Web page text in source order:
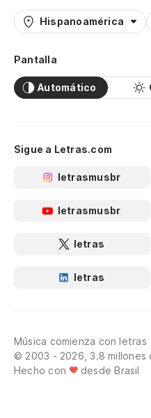
Hispanoamérica
Pantalla
Automático
Sigue a Letras.com
letrasmusbr
letrasmusbr
letras
letras
Música comienza con letras
© 2003 - 2026, 3.8 millones
Hecho con
desde Brasil